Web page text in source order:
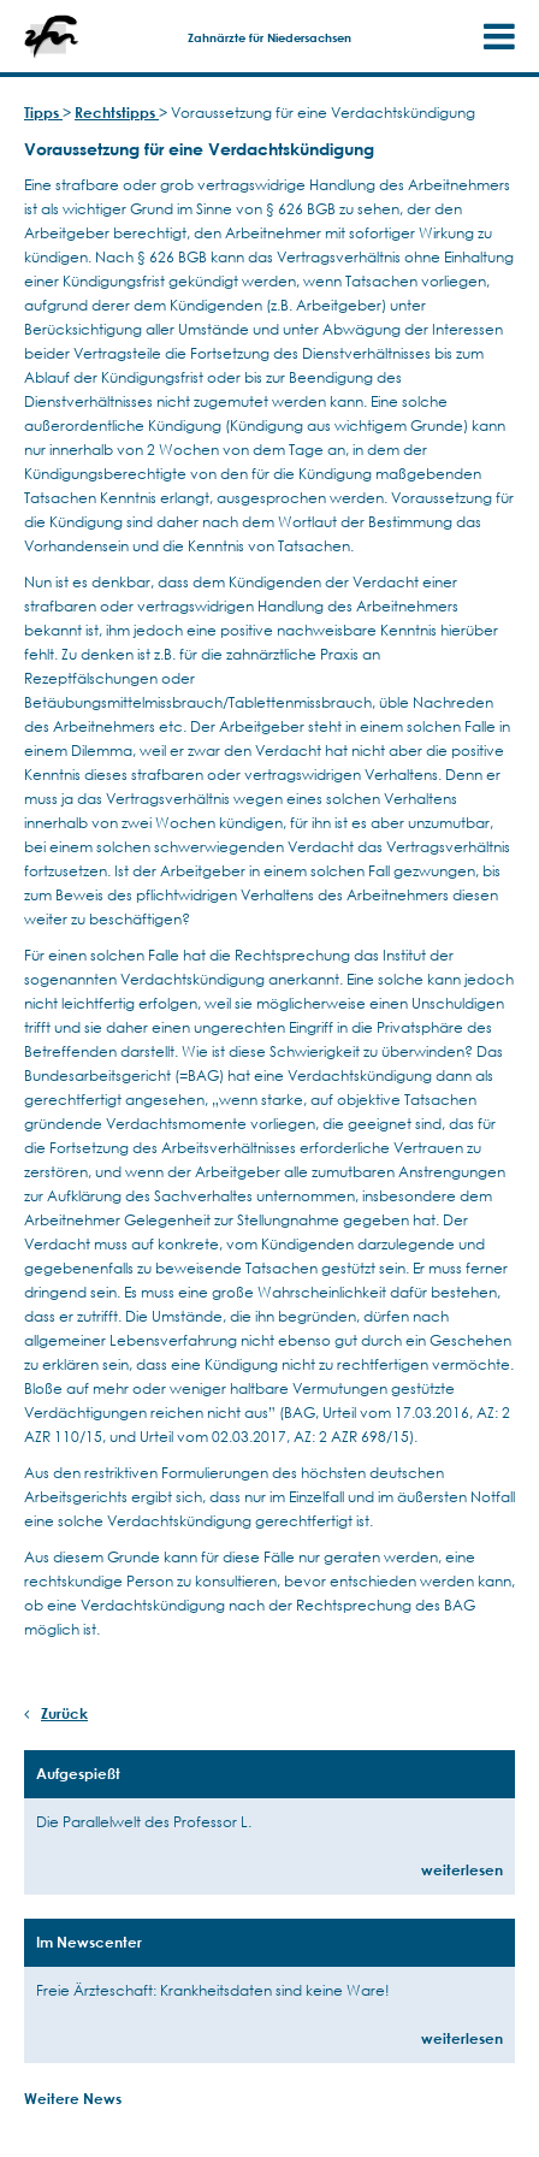
Zahnärzte für Niedersachsen
Tipps > Rechtstipps > Voraussetzung für eine Verdachtskündigung
Voraussetzung für eine Verdachtskündigung
Eine strafbare oder grob vertragswidrige Handlung des Arbeitnehmers
ist als wichtiger Grund im Sinne von § 626 BGB zu sehen, der den
Arbeitgeber berechtigt, den Arbeitnehmer mit sofortiger Wirkung zu
kündigen. Nach § 626 BGB kann das Vertragsverhältnis ohne Einhaltung
einer Kündigungsfrist gekündigt werden, wenn Tatsachen vorliegen,
aufgrund derer dem Kündigenden (z.B. Arbeitgeber) unter
Berücksichtigung aller Umstände und unter Abwägung der Interessen
beider Vertragsteile die Fortsetzung des Dienstverhältnisses bis zum
Ablauf der Kündigungsfrist oder bis zur Beendigung des
Dienstverhältnisses nicht zugemutet werden kann. Eine solche
außerordentliche Kündigung (Kündigung aus wichtigem Grunde) kann
nur innerhalb von 2 Wochen von dem Tage an, in dem der
Kündigungsberechtigte von den für die Kündigung maßgebenden
Tatsachen Kenntnis erlangt, ausgesprochen werden. Voraussetzung für
die Kündigung sind daher nach dem Wortlaut der Bestimmung das
Vorhandensein und die Kenntnis von Tatsachen.
Nun ist es denkbar, dass dem Kündigenden der Verdacht einer
strafbaren oder vertragswidrigen Handlung des Arbeitnehmers
bekannt ist, ihm jedoch eine positive nachweisbare Kenntnis hierüber
fehlt. Zu denken ist z.B. für die zahnärztliche Praxis an
Rezeptfälschungen oder
Betäubungsmittelmissbrauch/Tablettenmissbrauch, üble Nachreden
des Arbeitnehmers etc. Der Arbeitgeber steht in einem solchen Falle in
einem Dilemma, weil er zwar den Verdacht hat nicht aber die positive
Kenntnis dieses strafbaren oder vertragswidrigen Verhaltens. Denn er
muss ja das Vertragsverhältnis wegen eines solchen Verhaltens
innerhalb von zwei Wochen kündigen, für ihn ist es aber unzumutbar,
bei einem solchen schwerwiegenden Verdacht das Vertragsverhältnis
fortzusetzen. Ist der Arbeitgeber in einem solchen Fall gezwungen, bis
zum Beweis des pflichtwidrigen Verhaltens des Arbeitnehmers diesen
weiter zu beschäftigen?
Für einen solchen Falle hat die Rechtsprechung das Institut der
sogenannten Verdachtskündigung anerkannt. Eine solche kann jedoch
nicht leichtfertig erfolgen, weil sie möglicherweise einen Unschuldigen
trifft und sie daher einen ungerechten Eingriff in die Privatsphäre des
Betreffenden darstellt. Wie ist diese Schwierigkeit zu überwinden? Das
Bundesarbeitsgericht (=BAG) hat eine Verdachtskündigung dann als
gerechtfertigt angesehen, „wenn starke, auf objektive Tatsachen
gründende Verdachtsmomente vorliegen, die geeignet sind, das für
die Fortsetzung des Arbeitsverhältnisses erforderliche Vertrauen zu
zerstören, und wenn der Arbeitgeber alle zumutbaren Anstrengungen
zur Aufklärung des Sachverhaltes unternommen, insbesondere dem
Arbeitnehmer Gelegenheit zur Stellungnahme gegeben hat. Der
Verdacht muss auf konkrete, vom Kündigenden darzulegende und
gegebenenfalls zu beweisende Tatsachen gestützt sein. Er muss ferner
dringend sein. Es muss eine große Wahrscheinlichkeit dafür bestehen,
dass er zutrifft. Die Umstände, die ihn begründen, dürfen nach
allgemeiner Lebensverfahrung nicht ebenso gut durch ein Geschehen
zu erklären sein, dass eine Kündigung nicht zu rechtfertigen vermöchte.
Bloße auf mehr oder weniger haltbare Vermutungen gestützte
Verdächtigungen reichen nicht aus” (BAG, Urteil vom 17.03.2016, AZ: 2
AZR 110/15, und Urteil vom 02.03.2017, AZ: 2 AZR 698/15).
Aus den restriktiven Formulierungen des höchsten deutschen
Arbeitsgerichts ergibt sich, dass nur im Einzelfall und im äußersten Notfall
eine solche Verdachtskündigung gerechtfertigt ist.
Aus diesem Grunde kann für diese Fälle nur geraten werden, eine
rechtskundige Person zu konsultieren, bevor entschieden werden kann,
ob eine Verdachtskündigung nach der Rechtsprechung des BAG
möglich ist.
Zurück
Aufgespießt
Die Parallelwelt des Professor L.
weiterlesen
Im Newscenter
Freie Ärzteschaft: Krankheitsdaten sind keine Ware!
weiterlesen
Weitere News